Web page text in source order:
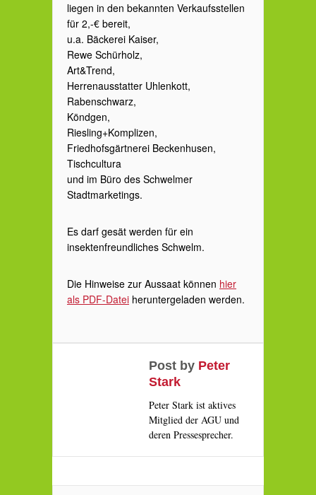
liegen in den bekannten Verkaufsstellen
für 2,-€ bereit,
u.a. Bäckerei Kaiser,
Rewe Schürholz,
Art&Trend,
Herrenausstatter Uhlenkott,
Rabenschwarz,
Köndgen,
Riesling+Komplizen,
Friedhofsgärtnerei Beckenhusen,
Tischcultura
und im Büro des Schwelmer
Stadtmarketings.
Es darf gesät werden für ein
insektenfreundliches Schwelm.
Die Hinweise zur Aussaat können hier
als PDF-Datei heruntergeladen werden.
Post by Peter
Stark
Peter Stark ist aktives
Mitglied der AGU und
deren Pressesprecher.